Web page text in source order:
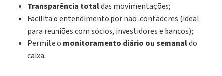
Transparência totaldas movimentações;
Facilita o entendimento por não-contadores (ideal
para reuniões com sócios, investidores e bancos);
Permite o monitoramento diário ou semanaldo
caixa.